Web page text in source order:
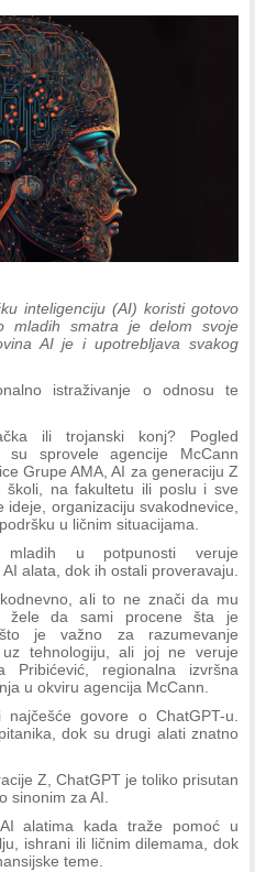
inteligenciju (AI) koristi gotovo
mladih smatra je delom svoje
AI je i upotrebljava svakog
istraživanje o odnosu te
ili trojanski konj? Pogled
sprovele agencije McCann
Grupe AMA, AI za generaciju Z
na fakultetu ili poslu i sve
organizaciju svakodnevice,
u ličnim situacijama.
u potpunosti veruje
alata, dok ih ostali proveravaju.
ali to ne znači da mu
žele da sami procene šta je
je važno za razumevanje
tehnologiju, ali joj ne veruje
Pribićević, regionalna izvršna
u okviru agencija McCann.
govore o ChatGPT-u.
dok su drugi alati znatno
Z, ChatGPT je toliko prisutan
sinonim za AI.
alatima kada traže pomoć u
ishrani ili ličnim dilemama, dok
teme.